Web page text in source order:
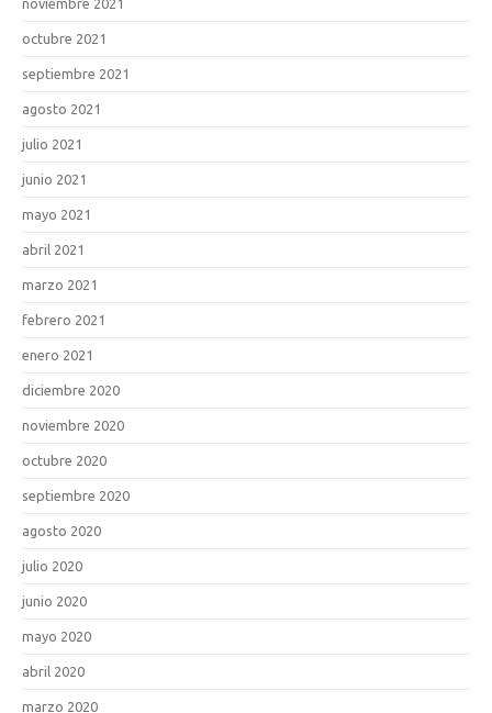
octubre 2021
septiembre 2021
agosto 2021
julio 2021
junio 2021
mayo 2021
abril 2021
marzo 2021
febrero 2021
enero 2021
diciembre 2020
noviembre 2020
octubre 2020
septiembre 2020
agosto 2020
julio 2020
junio 2020
mayo 2020
abril 2020
marzo 2020